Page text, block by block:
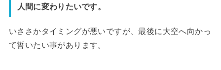
人間に変わりたいです。
いささかタイミングが悪いですが、最後に大空へ向かっ
て誓いたい事があります。